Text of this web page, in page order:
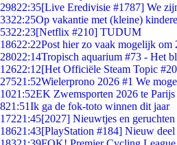
29822:35[Live Eredivisie #1787] We
3322:25Op vakantie met (kleine)
5322:23[Netflix #210] TUDUM
18622:22Post hier zo vaak mogelijk om
28022:14Tropisch aquarium #73 - Het
12622:12[Het Officiële Steam Topic
27521:52Wielerprono 2026 #1 We
1021:52EK Zwemsporten 2026 te Parijs
821:51Ik ga de fok-toto winnen dit jaar
17221:45[2027] Nieuwtjes en
18621:43[PlayStation #184] Nieuw deel